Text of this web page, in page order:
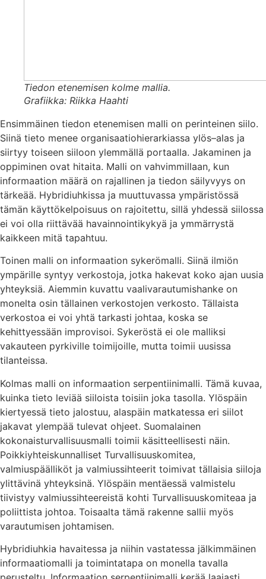
Tiedon etenemisen kolme mallia.
Grafiikka: Riikka Haahti
Ensimmäinen tiedon etenemisen malli on perinteinen siilo.
Siinä tieto menee organisaatiohierarkiassa ylös–alas ja
siirtyy toiseen siiloon ylemmällä portaalla. Jakaminen ja
oppiminen ovat hitaita. Malli on vahvimmillaan, kun
informaation määrä on rajallinen ja tiedon säilyvyys on
tärkeää. Hybridiuhkissa ja muuttuvassa ympäristössä
tämän käyttökelpoisuus on rajoitettu, sillä yhdessä siilossa
ei voi olla riittävää havainnointikykyä ja ymmärrystä
kaikkeen mitä tapahtuu.
Toinen malli on informaation sykerömalli. Siinä ilmiön
ympärille syntyy verkostoja, jotka hakevat koko ajan uusia
yhteyksiä. Aiemmin kuvattu vaalivarautumishanke on
monelta osin tällainen verkostojen verkosto. Tällaista
verkostoa ei voi yhtä tarkasti johtaa, koska se
kehittyessään improvisoi. Sykeröstä ei ole malliksi
vakauteen pyrkiville toimijoille, mutta toimii uusissa
tilanteissa.
Kolmas malli on informaation serpentiinimalli. Tämä kuvaa,
kuinka tieto leviää siiloista toisiin joka tasolla. Ylöspäin
kiertyessä tieto jalostuu, alaspäin matkatessa eri siilot
jakavat ylempää tulevat ohjeet. Suomalainen
kokonaisturvallisuusmalli toimii käsitteellisesti näin.
Poikkiyhteiskunnalliset Turvallisuuskomitea,
valmiuspäälliköt ja valmiussihteerit toimivat tällaisia siiloja
ylittävinä yhteyksinä. Ylöspäin mentäessä valmistelu
tiivistyy valmiussihteereistä kohti Turvallisuuskomiteaa ja
poliittista johtoa. Toisaalta tämä rakenne sallii myös
varautumisen johtamisen.
Hybridiuhkia havaitessa ja niihin vastatessa jälkimmäinen
informaatiomalli ja toimintatapa on monella tavalla